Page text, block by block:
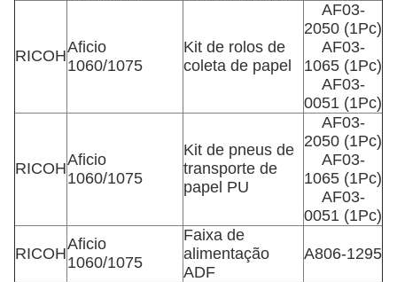
RICOHAficio
1060/1075
Kit de rolos de
coleta de papel
AF03-
2050 (1Pc)
AF03-
1065 (1Pc)
AF03-
0051 (1Pc)
RICOHAficio
1060/1075
Kit de pneus de
transporte de
papel PU
AF03-
2050 (1Pc)
AF03-
1065 (1Pc)
AF03-
0051 (1Pc)
RICOH
Aficio
1060/1075
Faixa de
alimentação
ADF
A806-1295